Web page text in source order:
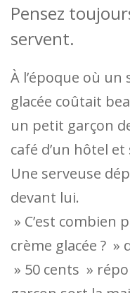
Pensez
servent.
À l’époque où un
glacée coûtait
un petit garçon
café d’un hôtel et
Une serveuse
devant lui.
» C’est combien
crème glacée ? »
» 50 cents »